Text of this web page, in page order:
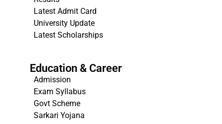
Latest Admit Card
University Update
Latest Scholarships
Education & Career
Admission
Exam Syllabus
Govt Scheme
Sarkari Yojana